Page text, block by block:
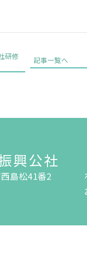
研修
記事一覧へ
興公社
島松41番2